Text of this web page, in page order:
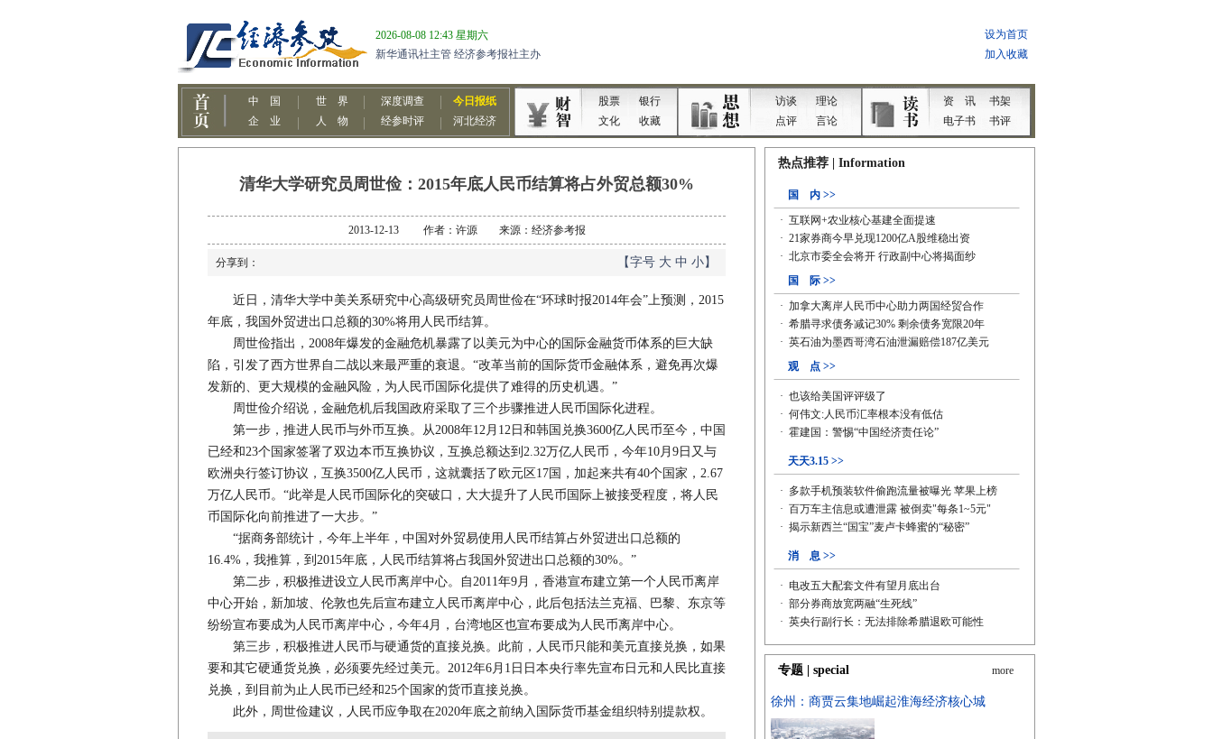
清华大学研究员周世俭：2015年底人民币结算将占外贸总额30%
2013-12-13 作者：许源 来源：经济参考报
分享到： 【字号 大 中 小】
近日，清华大学中美关系研究中心高级研究员周世俭在“环球时报2014年会”上预测，2015
年底，我国外贸进出口总额的30%将用人民币结算。
周世俭指出，2008年爆发的金融危机暴露了以美元为中心的国际金融货币体系的巨大缺
陷，引发了西方世界自二战以来最严重的衰退。“改革当前的国际货币金融体系，避免再次爆
发新的、更大规模的金融风险，为人民币国际化提供了难得的历史机遇。”
周世俭介绍说，金融危机后我国政府采取了三个步骤推进人民币国际化进程。
第一步，推进人民币与外币互换。从2008年12月12日和韩国兑换3600亿人民币至今，中国
已经和23个国家签署了双边本币互换协议，互换总额达到2.32万亿人民币，今年10月9日又与
欧洲央行签订协议，互换3500亿人民币，这就囊括了欧元区17国，加起来共有40个国家，2.67
万亿人民币。“此举是人民币国际化的突破口，大大提升了人民币国际上被接受程度，将人民
币国际化向前推进了一大步。”
“据商务部统计，今年上半年，中国对外贸易使用人民币结算占外贸进出口总额的
16.4%，我推算，到2015年底，人民币结算将占我国外贸进出口总额的30%。”
第二步，积极推进设立人民币离岸中心。自2011年9月，香港宣布建立第一个人民币离岸
中心开始，新加坡、伦敦也先后宣布建立人民币离岸中心，此后包括法兰克福、巴黎、东京等
纷纷宣布要成为人民币离岸中心，今年4月，台湾地区也宣布要成为人民币离岸中心。
第三步，积极推进人民币与硬通货的直接兑换。此前，人民币只能和美元直接兑换，如果
要和其它硬通货兑换，必须要先经过美元。2012年6月1日日本央行率先宣布日元和人民比直接
兑换，到目前为止人民币已经和25个国家的货币直接兑换。
此外，周世俭建议，人民币应争取在2020年底之前纳入国际货币基金组织特别提款权。